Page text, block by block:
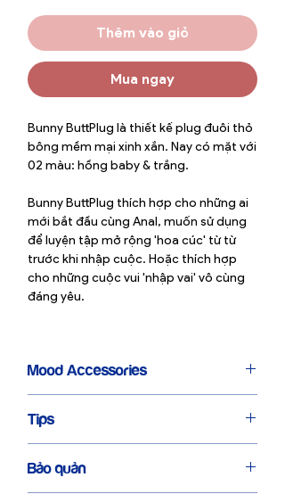
Thêm vào giỏ
Mua ngay
Bunny ButtPlug là thiết kế plug đuôi thỏ
bông mềm mại xinh xắn. Nay có mặt với
02 màu: hồng baby & trắng.
Bunny ButtPlug thích hợp cho những ai
mới bắt đầu cùng Anal, muốn sử dụng
để luyện tập mở rộng 'hoa cúc' từ từ
trước khi nhập cuộc. Hoặc thích hợp
cho những cuộc vui 'nhập vai' vô cùng
đáng yêu.
Mood Accessories
phụ kiện được Mood Company tuyển
chọn với tiêu chí chất lượng và đặc biệt
là đề cao tính thẩm mỹ.
#PrettyAndProud Mood hy vọng những
Tips
chuyển động mượt mà hơn.
Bạn nên sử dụng Butt Plug trước để giúp
Bảo quản